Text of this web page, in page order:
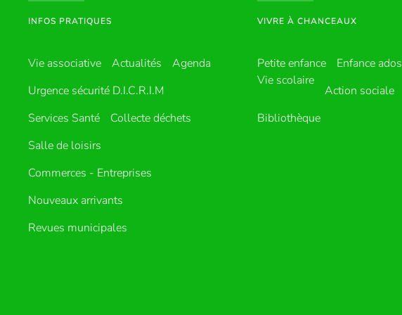
INFOS PRATIQUES
Vie associative Actualités
Agenda
Urgence sécurité D.I.C.R.I.M
Services Santé
Collecte déchets
Salle de loisirs
Commerces - Entreprises
Nouveaux arrivants
Revues municipales
VIVRE À CHANCEAUX
Petite enfance
Enfance ados
Vie scolaire
Action sociale
Bibliothèque